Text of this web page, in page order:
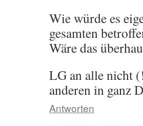
Wie würde es
gesamten
Wäre das
LG an alle nicht
anderen in ganz
Antworten